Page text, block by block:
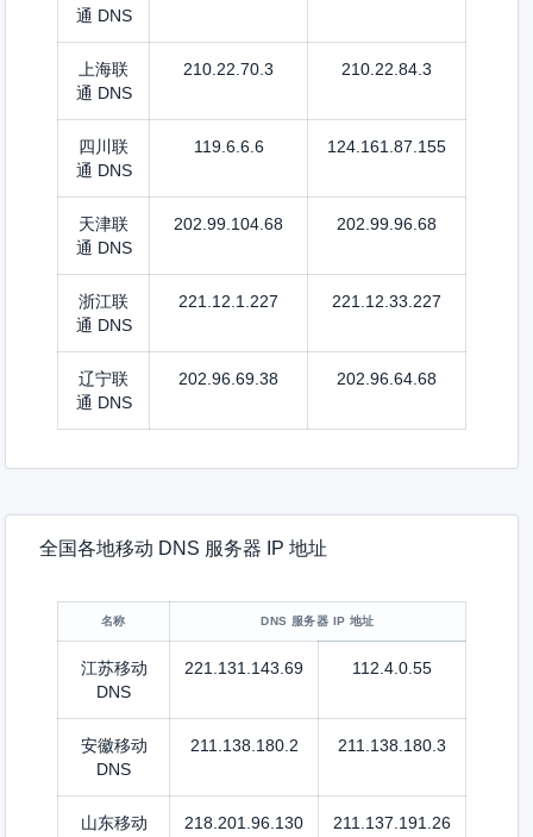
通 DNS
上海联
通 DNS
210.22.70.3 210.22.84.3
四川联
通 DNS
119.6.6.6 124.161.87.155
天津联
通 DNS
202.99.104.68 202.99.96.68
浙江联
通 DNS
221.12.1.227 221.12.33.227
辽宁联
通 DNS
202.96.69.38 202.96.64.68
全国各地移动 DNS 服务器 IP 地址
名称 DNS 服务器 IP 地址
江苏移动
DNS
221.131.143.69 112.4.0.55
安徽移动
DNS
211.138.180.2 211.138.180.3
山东移动 218.201.96.130 211.137.191.26